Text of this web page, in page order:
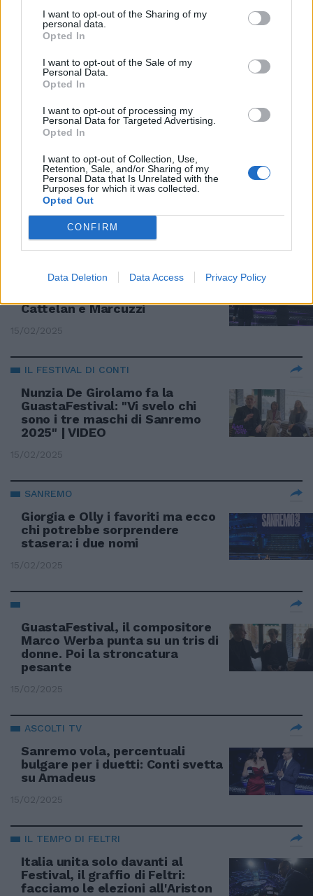
I want to opt-out of the Sharing of my
personal data.
Opted In
I want to opt-out of the Sale of my
Personal Data.
Opted In
I want to opt-out of processing my
Personal Data for Targeted Advertising.
Opted In
I want to opt-out of Collection, Use,
Retention, Sale, and/or Sharing of my
Personal Data that Is Unrelated with the
Purposes for which it was collected.
Opted Out
CONFIRM
Data Deletion Data Access Privacy Policy
GRANDE EMOZIONE
non trattiene le lacrime. E
l'Ariston protesta
FESTIVAL 2025
A Sanremo vince Olly. Sorpresa
Lucio Corsi al secondo posto.
Proteste per Giorgia e Lauro
fuori dalla cinquina
16/02/2025
Sanremo 2025, la finalissima
Cattelan e Marcuzzi
15/02/2025
IL FESTIVAL DI CONTI
Nunzia De Girolamo fa la
GuastaFestival: "Vi svelo chi
sono i tre maschi di Sanremo
2025" | VIDEO
15/02/2025
SANREMO
Giorgia e Olly i favoriti ma ecco
chi potrebbe sorprendere
stasera: i due nomi
15/02/2025
GuastaFestival, il compositore
Marco Werba punta su un tris di
donne. Poi la stroncatura
pesante
15/02/2025
ASCOLTI TV
Sanremo vola, percentuali
bulgare per i duetti: Conti svetta
su Amadeus
15/02/2025
IL TEMPO DI FELTRI
Italia unita solo davanti al
Festival, il graffio di Feltri:
facciamo le elezioni all'Ariston